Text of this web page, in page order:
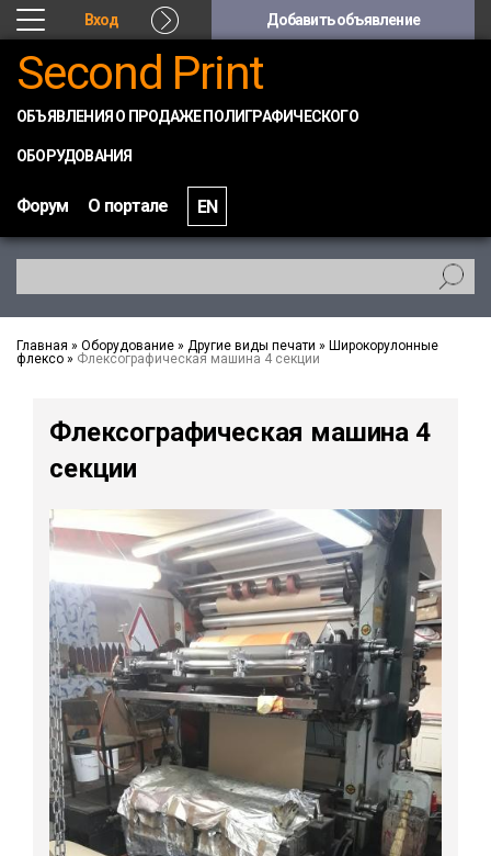
Вход Добавить объявление
Second Print
ОБЪЯВЛЕНИЯ О ПРОДАЖЕ ПОЛИГРАФИЧЕСКОГО
ОБОРУДОВАНИЯ
Форум О портале EN
Главная » Оборудование » Другие виды печати » Широкорулонные
флексо » Флексографическая машина 4 секции
Флексографическая машина 4
секции